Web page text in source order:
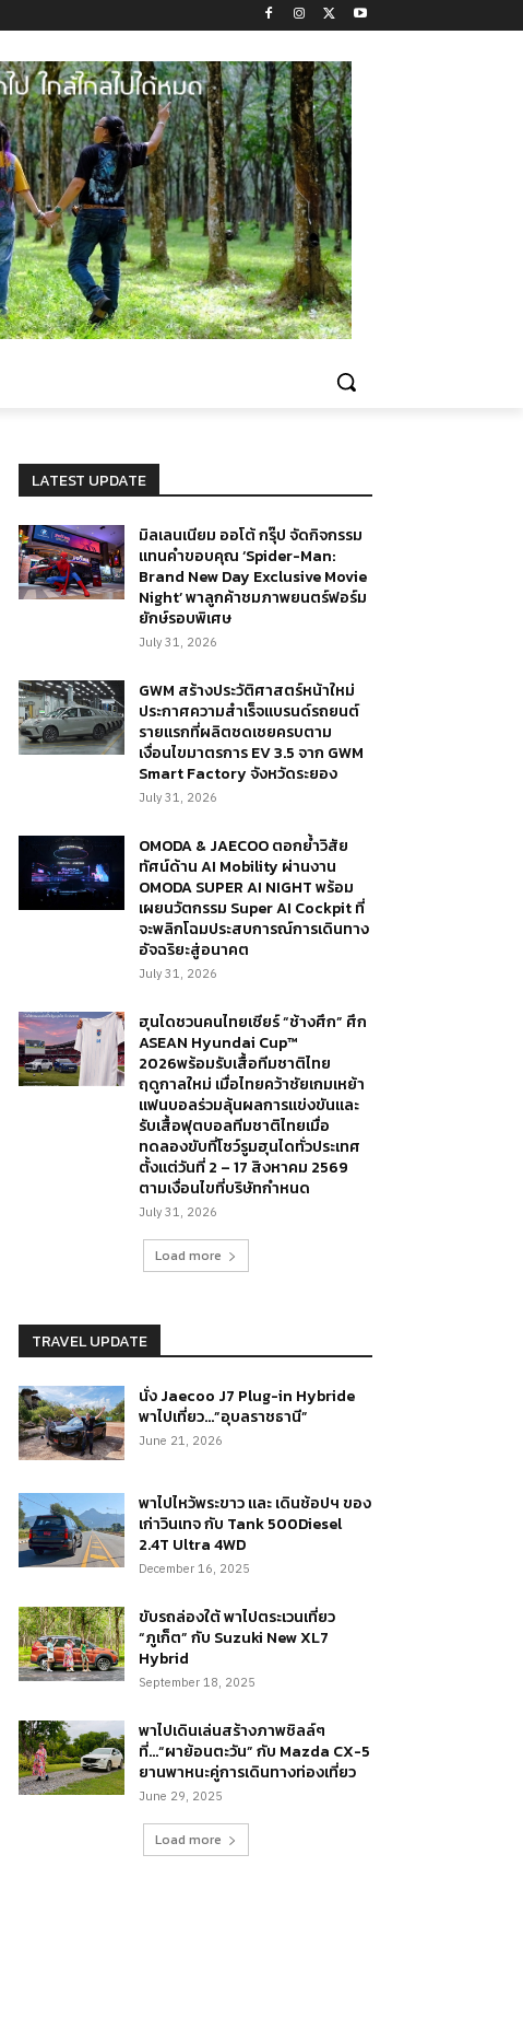
LATEST UPDATE
มิลเลนเนียม ออโต้ กรุ๊ป จัดกิจกรรม
แทนคำขอบคุณ ‘Spider-Man:
Brand New Day Exclusive Movie
Night’ พาลูกค้าชมภาพยนตร์ฟอร์ม
ยักษ์รอบพิเศษ
July 31, 2026
GWM สร้างประวัติศาสตร์หน้าใหม่
ประกาศความสำเร็จแบรนด์รถยนต์
รายแรกที่ผลิตชดเชยครบตาม
เงื่อนไขมาตรการ EV 3.5 จาก GWM
Smart Factory จังหวัดระยอง
July 31, 2026
OMODA & JAECOO ตอกย้ำวิสัย
ทัศน์ด้าน AI Mobility ผ่านงาน
OMODA SUPER AI NIGHT พร้อม
เผยนวัตกรรม Super AI Cockpit ที่
จะพลิกโฉมประสบการณ์การเดินทาง
อัจฉริยะสู่อนาคต
July 31, 2026
ฮุนไดชวนคนไทยเชียร์ “ช้างศึก” ศึก
ASEAN Hyundai Cup™
2026พร้อมรับเสื้อทีมชาติไทย
ฤดูกาลใหม่ เมื่อไทยคว้าชัยเกมเหย้า
แฟนบอลร่วมลุ้นผลการแข่งขันและ
รับเสื้อฟุตบอลทีมชาติไทยเมื่อ
ทดลองขับที่โชว์รูมฮุนไดทั่วประเทศ
ตั้งแต่วันที่ 2 – 17 สิงหาคม 2569
ตามเงื่อนไขที่บริษัทกำหนด
July 31, 2026
Load more
TRAVEL UPDATE
นั่ง Jaecoo J7 Plug-in Hybride
พาไปเที่ยว…”อุบลราชธานี”
June 21, 2026
พาไปไหว้พระขาว และ เดินช้อปฯ ของ
เก่าวินเทจ กับ Tank 500Diesel
2.4T Ultra 4WD
December 16, 2025
ขับรถล่องใต้ พาไปตระเวนเที่ยว
“ภูเก็ต” กับ Suzuki New XL7
Hybrid
September 18, 2025
พาไปเดินเล่นสร้างภาพชิลล์ๆ
ที่…“ผาย้อนตะวัน” กับ Mazda CX-5
ยานพาหนะคู่การเดินทางท่องเที่ยว
June 29, 2025
Load more